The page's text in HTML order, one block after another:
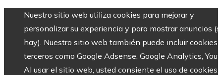
Nuestro sitio web utiliza cookies para mejorar y
personalizar su experiencia y para mostrar anuncios
hay). Nuestro sitio web también puede incluir cookies
terceros como Google Adsense, Google Analytics,
Al usar el sitio web, usted consiente el uso de cookies.